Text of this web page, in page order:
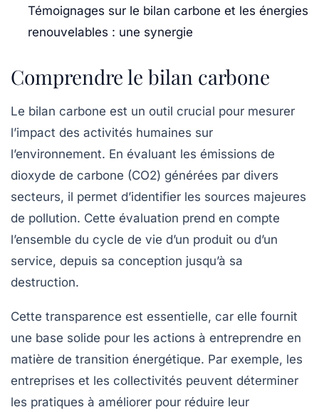
Témoignages sur le bilan carbone et les énergies
renouvelables : une synergie
Comprendre le bilan carbone
Le bilan carbone est un outil crucial pour mesurer
l’impact des activités humaines sur
l’environnement. En évaluant les émissions de
dioxyde de carbone (CO2) générées par divers
secteurs, il permet d’identifier les sources majeures
de pollution. Cette évaluation prend en compte
l’ensemble du cycle de vie d’un produit ou d’un
service, depuis sa conception jusqu’à sa
destruction.
Cette transparence est essentielle, car elle fournit
une base solide pour les actions à entreprendre en
matière de transition énergétique. Par exemple, les
entreprises et les collectivités peuvent déterminer
les pratiques à améliorer pour réduire leur